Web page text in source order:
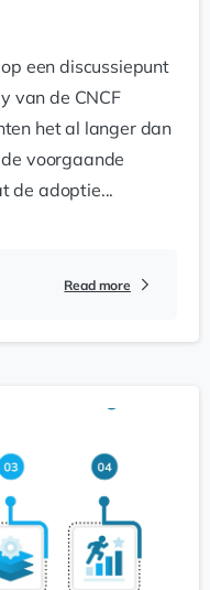
een discussiepunt
van de CNCF
het al langer dan
voorgaande
de adoptie...
Read more